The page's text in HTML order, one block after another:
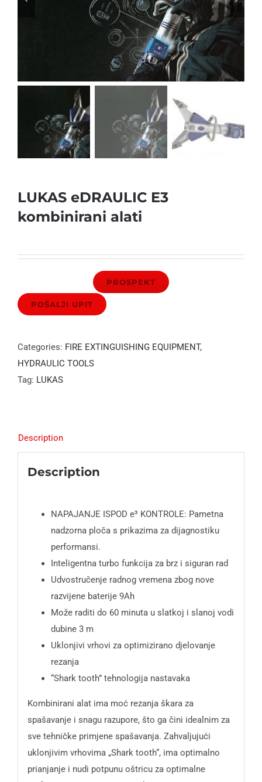
LUKAS eDRAULIC E3
kombinirani alati
PROSPEKT
Categories: FIRE EXTINGUISHING EQUIPMENT,
HYDRAULIC TOOLS
Tag: LUKAS
Description
Description
NAPAJANJE ISPOD e³ KONTROLE: Pametna
nadzorna ploča s prikazima za dijagnostiku
performansi.
Inteligentna turbo funkcija za brz i siguran rad
Udvostručenje radnog vremena zbog nove
razvijene baterije 9Ah
Može raditi do 60 minuta u slatkoj i slanoj vodi
dubine 3 m
Uklonjivi vrhovi za optimizirano djelovanje
rezanja
“Shark tooth” tehnologija nastavaka
Kombinirani alat ima moć rezanja škara za
spašavanje i snagu razupore, što ga čini idealnim za
sve tehničke primjene spašavanja. Zahvaljujući
uklonjivim vrhovima „Shark tooth“, ima optimalno
prianjanje i nudi potpunu oštricu za optimalne